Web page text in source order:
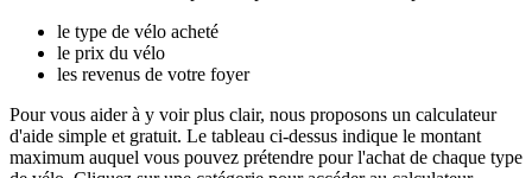
le type de vélo acheté
le prix du vélo
les revenus de votre foyer
Pour vous aider à y voir plus clair, nous proposons un calculateur
d'aide simple et gratuit. Le tableau ci-dessus indique le montant
maximum auquel vous pouvez prétendre pour l'achat de chaque type